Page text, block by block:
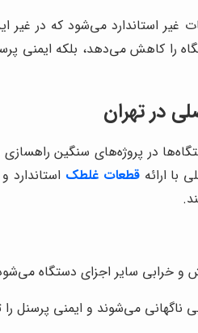
غیر استاندارد می‌شود که در
را کاهش می‌دهد، بلکه ایمنی
در تهران
در پروژه‌های سنگین
با ارائه قطعات غلطک
خرابی سایر اجزای دستگاه
می‌شوند و ایمنی پرسنل